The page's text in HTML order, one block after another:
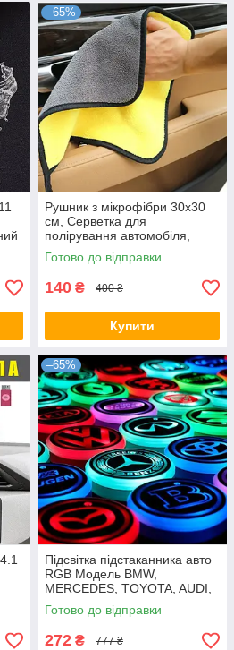
–65%
Рушник з мікрофібри 30х30
см, Серветка для
полірування автомобіля,
Двосторонній рушник з
мікрофібри, Двосторонній
Готово до відправки
140 ₴ 400 ₴
Купити
–65%
Підсвітка підстаканника авто
RGB Модель BMW,
MERCEDES, TOYOTA, AUDI,
LED підсвітка в машину
Готово до відправки
272 ₴ 777 ₴